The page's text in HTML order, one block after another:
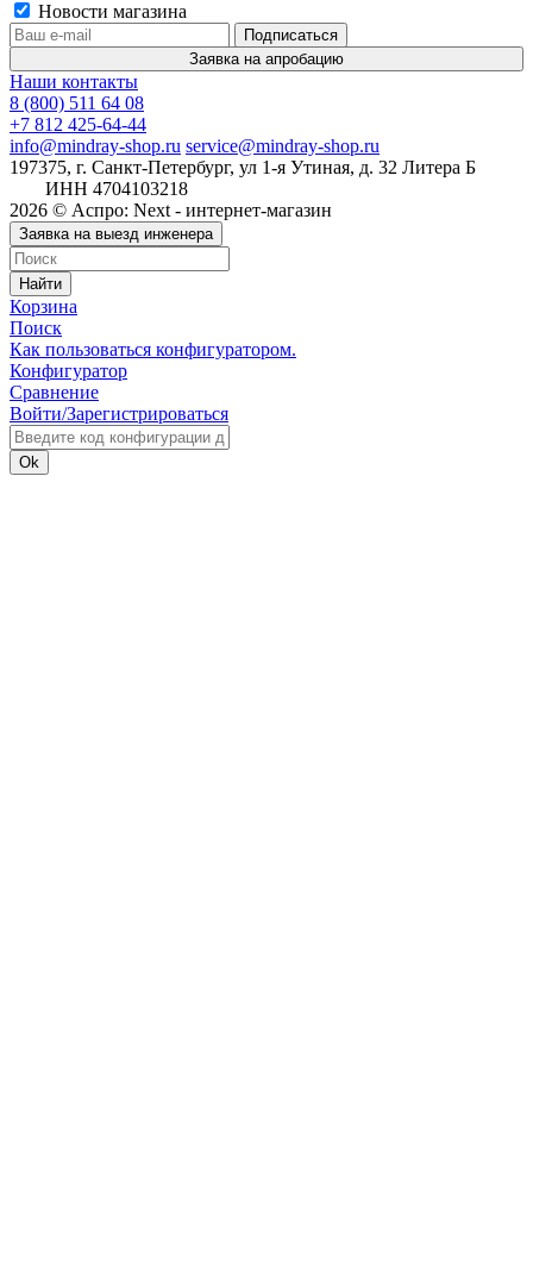
Новости магазина
Заявка на апробацию
Наши контакты
8 (800) 511 64 08
+7 812 425-64-44
info@mindray-shop.ru service@mindray-shop.ru
197375, г. Санкт-Петербург, ул 1-я Утиная, д. 32 Литера Б
ИНН 4704103218
2026 © Аспро: Next - интернет-магазин
Заявка на выезд инженера
Найти
Корзина
Поиск
Как пользоваться конфигуратором.
Конфигуратор
Сравнение
Войти/Зарегистрироваться
Ok